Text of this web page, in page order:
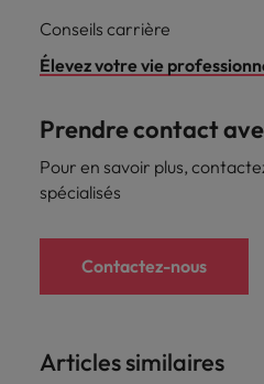
Conseils carrière
Élevez votre vie
Prendre contact
Pour en savoir plus,
spécialisés
Contactez-nous
Articles similaires